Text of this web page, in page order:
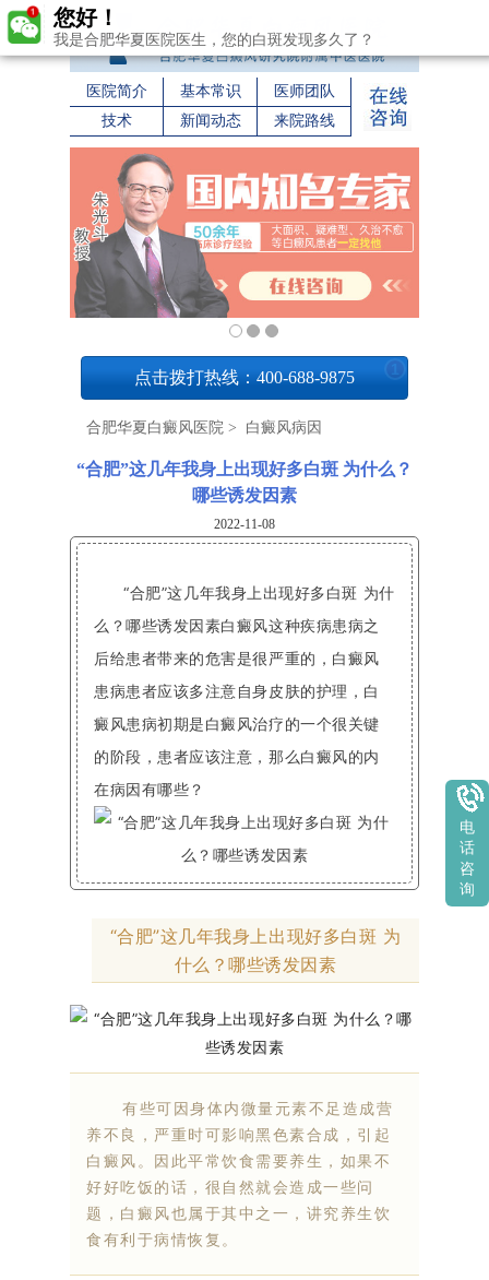
医院简介 基本常识
医师团队
技术
新闻动态 来院路线
点击拨打热线：400-688-9875
合肥华夏白癜风医院 > 白癜风病因
“合肥”这几年我身上出现好多白斑 为什么？
哪些诱发因素
2022-11-08
“合肥”这几年我身上出现好多白斑 为什
么？哪些诱发因素白癜风这种疾病患病之
后给患者带来的危害是很严重的，白癜风
患病患者应该多注意自身皮肤的护理，白
癜风患病初期是白癜风治疗的一个很关键
的阶段，患者应该注意，那么白癜风的内
在病因有哪些？
“合肥”这几年我身上出现好多白斑 为
什么？哪些诱发因素
有些可因身体内微量元素不足造成营
养不良，严重时可影响黑色素合成，引起
白癜风。因此平常饮食需要养生，如果不
好好吃饭的话，很自然就会造成一些问
题，白癜风也属于其中之一，讲究养生饮
食有利于病情恢复。
您好！
我是合肥华夏医院医生，您的白斑发现多久了？
电
话
咨
询